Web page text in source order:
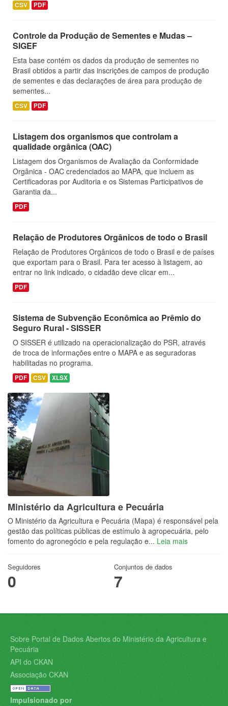
CSV PDF
Controle da Produção de Sementes e Mudas –
SIGEF
Esta base contém os dados da produção de sementes no
Brasil obtidos a partir das inscrições de campos de produção
de sementes e das declarações de área para produção de
sementes...
CSV PDF
Listagem dos organismos que controlam a
qualidade orgânica (OAC)
Listagem dos Organismos de Avaliação da Conformidade
Orgânica - OAC credenciados ao MAPA, que incluem as
Certificadoras por Auditoria e os Sistemas Participativos de
Garantia da...
PDF
Relação de Produtores Orgânicos de todo o Brasil
Relação de Produtores Orgânicos de todo o Brasil e de países
que exportam para o Brasil. Para ter acesso à listagem, ao
entrar no link indicado, o cidadão deve clicar em...
PDF
Sistema de Subvenção Econômica ao Prêmio do
Seguro Rural - SISSER
O SISSER é utilizado na operacionalização do PSR, através
de troca de informações entre o MAPA e as seguradoras
habilitadas no programa.
PDF CSV XLSX
Ministério da Agricultura e Pecuária
O Ministério da Agricultura e Pecuária (Mapa) é responsável pela
gestão das políticas públicas de estímulo à agropecuária, pelo
fomento do agronegócio e pela regulação e... Leia mais
Seguidores
0
Conjuntos de dados
7
Sobre Portal de Dados Abertos do Ministério da Agricultura e
Pecuária
API do CKAN
Associação CKAN
Impulsionado por